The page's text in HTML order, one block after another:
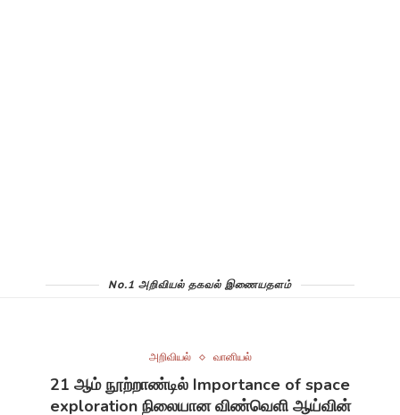
No.1 அறிவியல் தகவல் இணையதளம்
அறிவியல் வானியல்
21 ஆம் நூற்றாண்டில் Importance of space
exploration நிலையான விண்வெளி ஆய்வின்